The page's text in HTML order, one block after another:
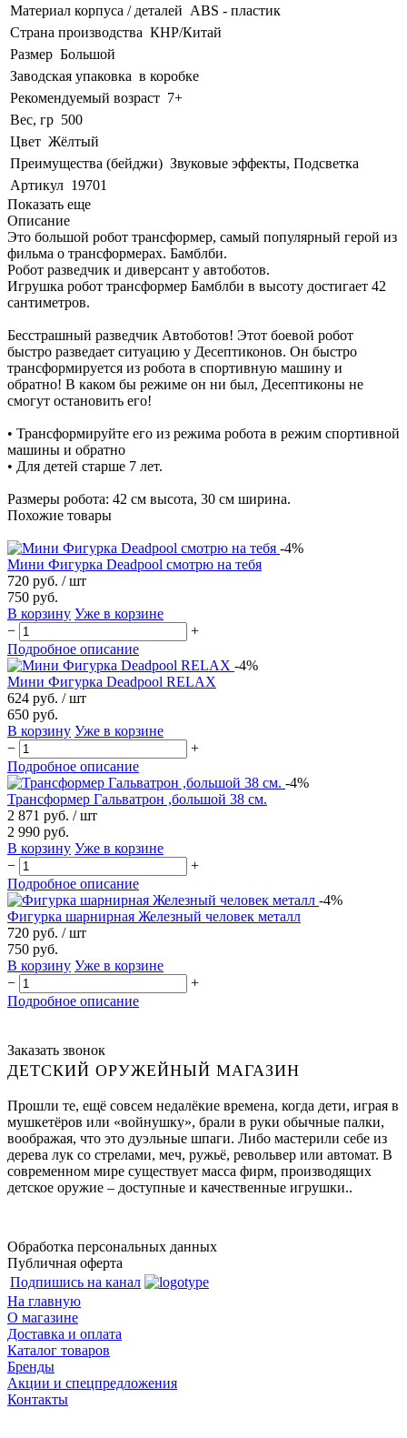
Материал корпуса / деталей ABS - пластик
Страна производства КНР/Китай
Размер Большой
Заводская упаковка в коробке
Рекомендуемый возраст 7+
Вес, гр 500
Цвет Жёлтый
Преимущества (бейджи) Звуковые эффекты, Подсветка
Артикул 19701
Показать еще
Описание
Это большой робот трансформер, самый популярный герой из
фильма о трансформерах. Бамблби.
Робот разведчик и диверсант у автоботов.
Игрушка робот трансформер Бамблби в высоту достигает 42
сантиметров.
Бесстрашный разведчик Автоботов! Этот боевой робот
быстро разведает ситуацию у Десептиконов. Он быстро
трансформируется из робота в спортивную машину и
обратно! В каком бы режиме он ни был, Десептиконы не
смогут остановить его!
• Трансформируйте его из режима робота в режим спортивной
машины и обратно
• Для детей старше 7 лет.
Размеры робота: 42 см высота, 30 см ширина.
Похожие товары
-4%
Мини Фигурка Deadpool смотрю на тебя
720 руб. / шт
750 руб.
В корзину Уже в корзине
−
+
Подробное описание
-4%
Мини Фигурка Deadpool RELAX
624 руб. / шт
650 руб.
В корзину Уже в корзине
−
+
Подробное описание
-4%
Трансформер Гальватрон ,большой 38 см.
2 871 руб. / шт
2 990 руб.
В корзину Уже в корзине
−
+
Подробное описание
-4%
Фигурка шарнирная Железный человек металл
720 руб. / шт
750 руб.
В корзину Уже в корзине
−
+
Подробное описание
Заказать звонок
ДЕТСКИЙ ОРУЖЕЙНЫЙ МАГАЗИН
Прошли те, ещё совсем недалёкие времена, когда дети, играя в
мушкетёров или «войнушку», брали в руки обычные палки,
воображая, что это дуэльные шпаги. Либо мастерили себе из
дерева лук со стрелами, меч, ружьё, револьвер или автомат. В
современном мире существует масса фирм, производящих
детское оружие – доступные и качественные игрушки..
Обработка персональных данных
Публичная оферта
Подпишись на канал
На главную
О магазине
Доставка и оплата
Каталог товаров
Бренды
Акции и спецпредложения
Контакты